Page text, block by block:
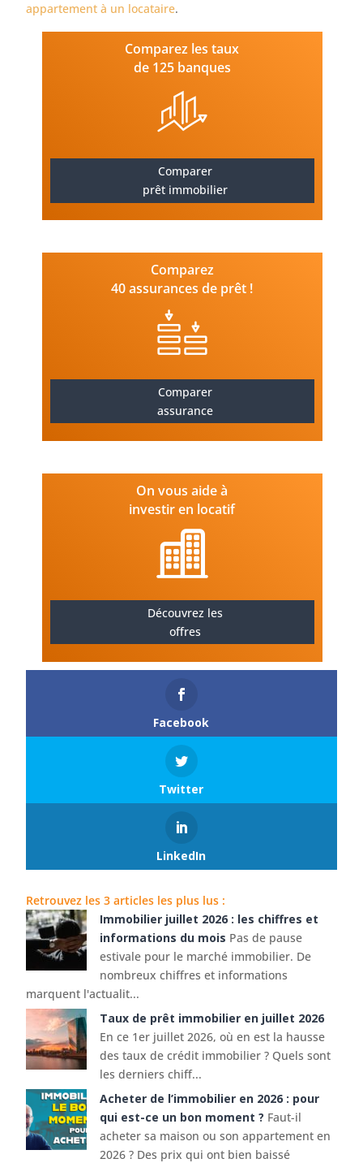
appartement à un locataire.
Comparez les taux
de 125 banques
Comparer
prêt immobilier
Comparez
40 assurances de prêt !
Comparer
assurance
On vous aide à
investir en locatif
Découvrez les
offres
Facebook
Twitter
LinkedIn
Retrouvez les 3 articles les plus lus :
Immobilier juillet 2026 : les chiffres et
informations du mois Pas de pause
estivale pour le marché immobilier. De
nombreux chiffres et informations
marquent l'actualit...
Taux de prêt immobilier en juillet 2026
En ce 1er juillet 2026, où en est la hausse
des taux de crédit immobilier ? Quels sont
les derniers chiff...
Acheter de l’immobilier en 2026 : pour
qui est-ce un bon moment ? Faut-il
acheter sa maison ou son appartement en
2026 ? Des prix qui ont bien baissé